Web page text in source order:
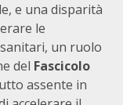
e una disparità
le
un ruolo
del Fascicolo
assente in